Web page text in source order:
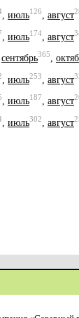
июль126 август
июль174 август
сентябрь365,
июль253 август
, июль187, август
июль302 август